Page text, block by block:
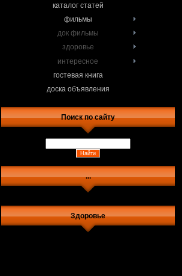
каталог статей
фильмы
док фильмы
здоровье
интересное
гостевая книга
доска объявления
Поиск по сайту
...
Здоровье